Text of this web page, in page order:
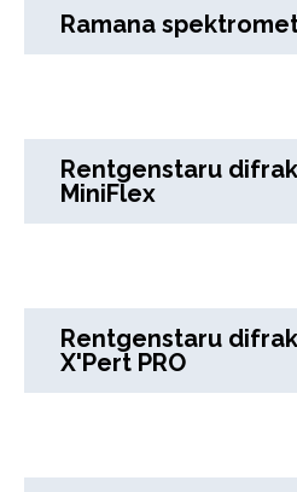
Ramana
Rentgenstaru
MiniFlex
Rentgenstaru
X'Pert PRO